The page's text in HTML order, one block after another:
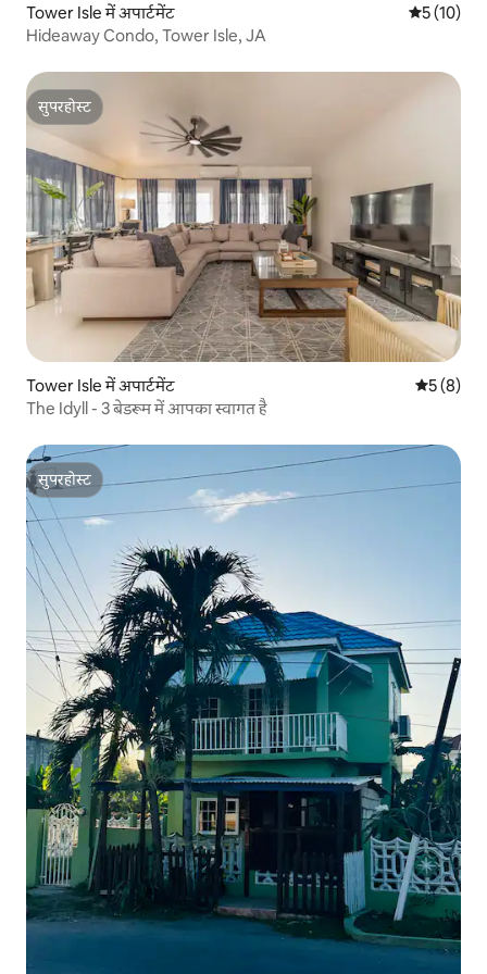
Tower Isle में अपार्टमेंट औसत रेटिंग
5 (10)
Hideaway Condo, Tower Isle, JA
सुपरहोस्ट
सुपरहोस्ट
Tower Isle में अपार्टमेंट औसत रेटिंग
5 (8)
The Idyll - 3 बेडरूम में आपका स्वागत है
सुपरहोस्ट
सुपरहोस्ट